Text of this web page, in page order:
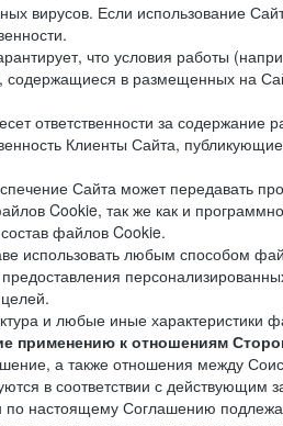
вирусов. Если использование
что условия работы
содержащиеся в размещенных на
ответственности за
Клиенты Сайта,
Сайта может передавать
Cookie, так же как и
файлов Cookie.
использовать любым способом
и любые иные
применению к отношениям
а также отношения между
в соответствии с действующим
настоящему Соглашению